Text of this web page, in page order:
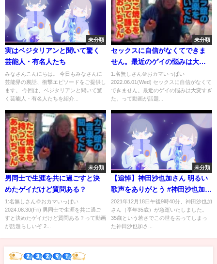
未分類
実はベジタリアンと聞いて驚く
芸能人・有名人たち
みなさんこんにちは。 今日もみなさんに
芸能界の裏話、衝撃エピソードをご提供し
ます。 今回は、ベジタリアンと聞いて驚
く芸能人・有名人たちを紹介...
未分類
セックスに自信がなくてできま
せん。最近のゲイの悩みは大変
すぎた。
1:名無しさん＠おカマいっぱい
2022.06.01(Wed) セックスに自信がなくて
できません。最近のゲイの悩みは大変すぎ
た。って動画が話題...
未分類
男同士で生涯を共に過ごすと決
めたゲイだけど質問ある？
1:名無しさん＠おカマいっぱい
2024.08.30(Fri) 男同士で生涯を共に過ご
すと決めたゲイだけど質問ある？って動画
が話題らしいぞ 2...
未分類
【追悼】神田沙也加さん 明るい
歌声をありがとう #神田沙也加
#SAYAKA
2021年12月18日午後9時40分、神田沙也加
さん（享年35歳）が急逝いたしました。
35歳という若さでこの世を去ってしまっ
た神田沙也加さ...